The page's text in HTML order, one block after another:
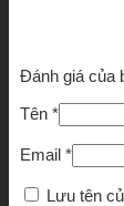
Đánh giá của
Tên *
Email *
Lưu tên